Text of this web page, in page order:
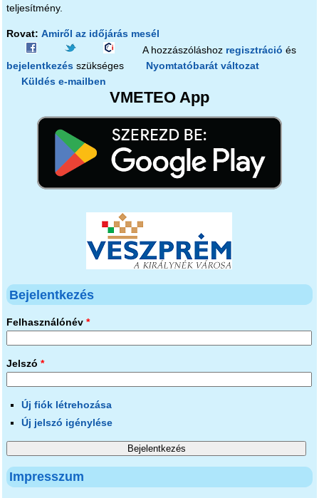
teljesítmény.
Rovat: Amiről az időjárás mesél
A hozzászóláshoz regisztráció és
bejelentkezés szükséges
Nyomtatóbarát változat
Küldés e-mailben
VMETEO App
Bejelentkezés
Felhasználónév *
Jelszó *
Új fiók létrehozása
Új jelszó igénylése
Impresszum